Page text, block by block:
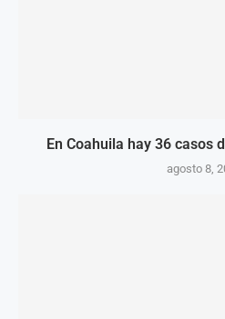
En Coahuila hay 36 casos
agosto 8,